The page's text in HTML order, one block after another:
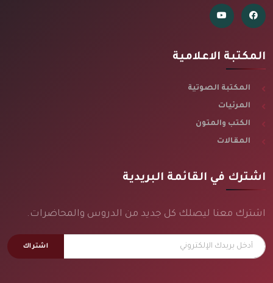
المكتبة الاعلامية
المكتبة الصوتية
المرئيات
الكتب والمتون
المقالات
اشترك في القائمة البريدية
اشترك معنا ليصلك كل جديد من الدروس والمحاضرات.
اشتراك